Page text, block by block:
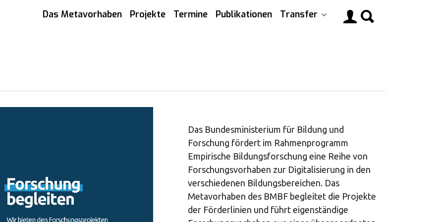
Das Metavorhaben Projekte Termine Publikationen Transfer
Das Bundesministerium für Bildung und
Forschung fördert im Rahmenprogramm
Empirische Bildungsforschung eine Reihe von
Forschungsvorhaben zur Digitalisierung in den
verschiedenen Bildungsbereichen. Das
Metavorhaben des BMBF begleitet die Projekte
der Förderlinien und führt eigenständige